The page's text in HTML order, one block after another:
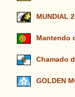
MUNDIAL
Mantendo
Chamado
GOLDEN